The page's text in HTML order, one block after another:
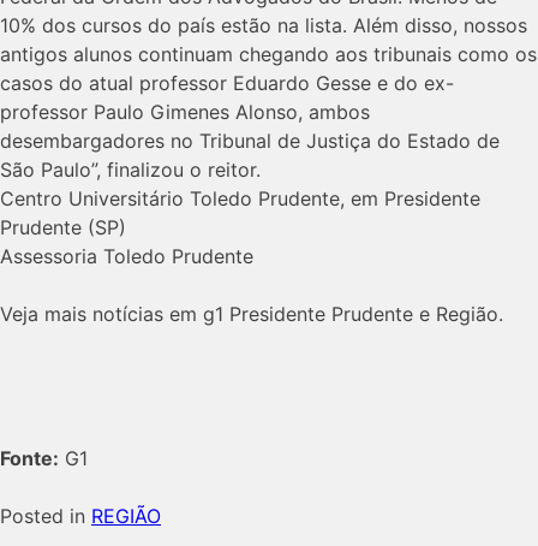
10% dos cursos do país estão na lista. Além disso, nossos
antigos alunos continuam chegando aos tribunais como os
casos do atual professor Eduardo Gesse e do ex-
professor Paulo Gimenes Alonso, ambos
desembargadores no Tribunal de Justiça do Estado de
São Paulo”, finalizou o reitor.
Centro Universitário Toledo Prudente, em Presidente
Prudente (SP)
Assessoria Toledo Prudente
Veja mais notícias em g1 Presidente Prudente e Região.
Fonte: G1
Posted in REGIÃO